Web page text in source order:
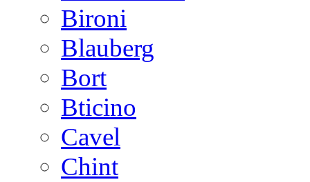
Bironi
Blauberg
Bort
Bticino
Cavel
Chint